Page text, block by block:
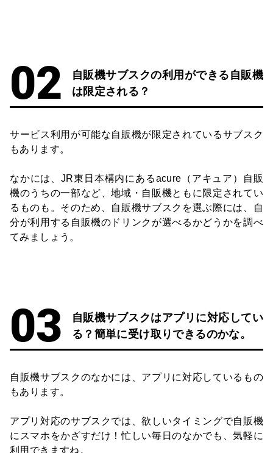
自販機サブスクの利用ができる自販機
は限定される？
サービス利用が可能な自販機が限定されているサブスク
もあります。
なかには、JR東日本構内にあるacure（アキュア）自販
機のうちの一部など、地域・自販機ともに限定されてい
るものも。そのため、自販機サブスクを選ぶ際には、自
分が利用する自販機のドリンクが選べるかどうかを調べ
てみましょう。
自販機サブスクはアプリに対応してい
る？簡単に受け取りできるのかな。
自販機サブスクのなかには、アプリに対応しているもの
もあります。
アプリ対応のサブスクでは、欲しいタイミングで自販機
にスマホをかざすだけ！忙しい毎日のなかでも、気軽に
利用できますね。